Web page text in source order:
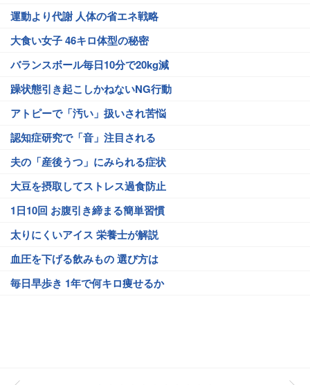
運動より代謝 人体の省エネ戦略
大食い女子 46キロ体型の秘密
バランスボール毎日10分で20kg減
躁状態引き起こしかねないNG行動
アトピーで「汚い」扱いされ苦悩
認知症研究で「音」注目される
夫の「産後うつ」にみられる症状
大豆を摂取してストレス過食防止
1日10回 お腹引き締まる簡単習慣
太りにくいアイス 栄養士が解説
血圧を下げる飲みもの 選び方は
毎日早歩き 1年で何キロ痩せるか